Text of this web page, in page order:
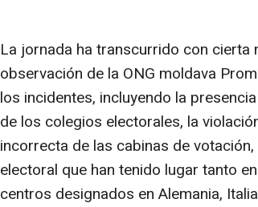
La jornada ha transcurrido con cierta
observación de la ONG moldava
los incidentes, incluyendo la
de los colegios electorales, la
incorrecta de las cabinas de
electoral que han tenido lugar tanto
centros designados en Alemania,